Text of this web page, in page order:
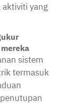
aktiviti yang
sistem
termasuk